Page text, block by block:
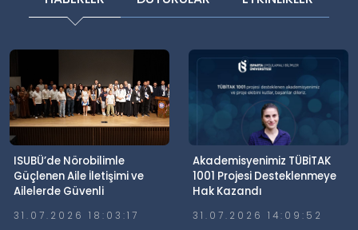
ISUBÜ’de Nörobilimle
Güçlenen Aile İletişimi ve
Ailelerde Güvenli
Gerçekleştirildi
31.07.2026 18:03:17
Akademisyenimiz TÜBİTAK
1001 Projesi Desteklenmeye
Hak Kazandı
31.07.2026 14:09:52